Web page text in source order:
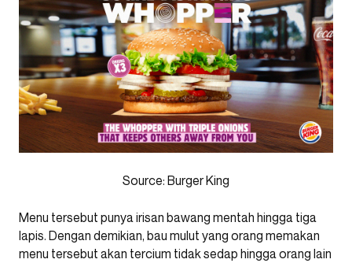
Source: Burger King
Menu tersebut punya irisan bawang mentah hingga tiga
lapis. Dengan demikian, bau mulut yang orang memakan
menu tersebut akan tercium tidak sedap hingga orang lain